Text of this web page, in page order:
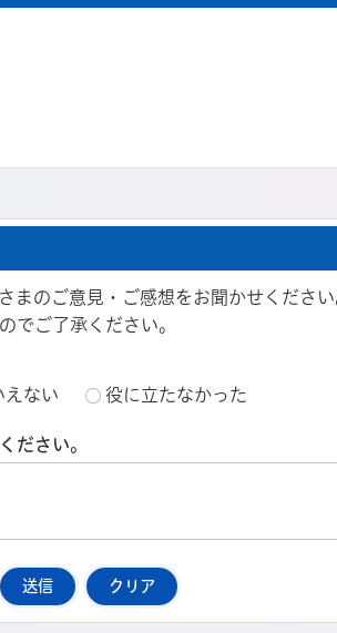
まのご意見・ご感想をお聞かせくださ
でご了承ください。
えない 役に立たなかった
ださい。